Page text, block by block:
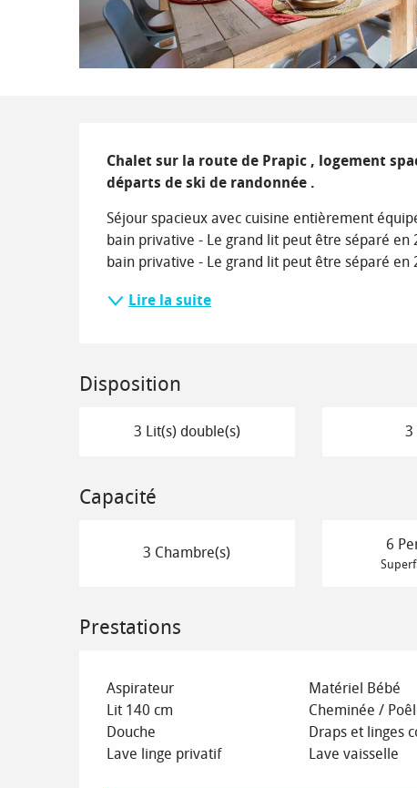
Chalet sur la route de Prapic , logement
départs de ski de randonnée .
Séjour spacieux avec cuisine entièrement
bain privative - Le grand lit peut être séparé
bain privative - Le grand lit peut être séparé en
Lire la suite
Disposition
3 Lit(s) double(s) 3
Capacité
3 Chambre(s) 6
Prestations
Aspirateur Matériel Bébé
Lit 140 cm
Cheminée /
Douche
Draps et linges
Lave linge privatif
Lave vaisselle